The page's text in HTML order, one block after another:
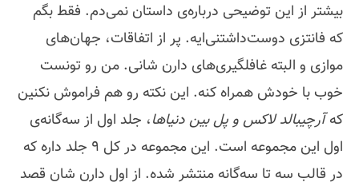
بیشتر از این توضیحی درباره‌ی داستان نمی‌دم. فقط بگم
که فانتزی دوست‌داشتنی‌ایه. پر از اتفاقات، جهان‌های
موازی و البته غافلگیری‌های دارن شانی. من رو تونست
خوب با خودش همراه کنه. این نکته رو هم فراموش نکنین
کهآرچیبالد لاکس و پل بین دنیاها، جلد اول از سه‌گانه‌ی
اول این مجموعه است. این مجموعه در کل 9 جلد داره که
در قالب سه تا سه‌گانه منتشر شده. از اول دارن شان قصد